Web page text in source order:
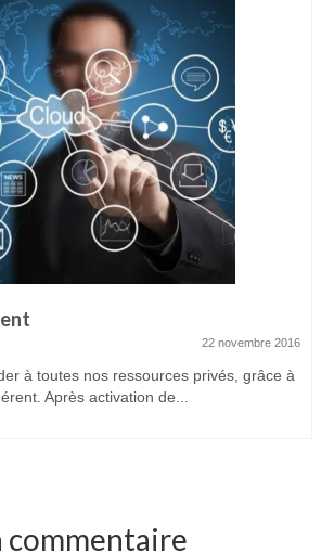
NOUS
22 novembre 2016
à toutes nos ressources privés, grâce à
Après activation de...
commentaire